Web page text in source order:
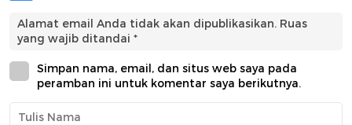
Alamat email Anda tidak akan dipublikasikan. Ruas
yang wajib ditandai *
Simpan nama, email, dan situs web saya pada
peramban ini untuk komentar saya berikutnya.